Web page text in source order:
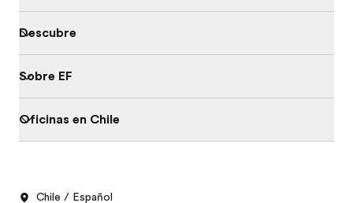
Descubre
Sobre EF
Oficinas en Chile
Chile / Español